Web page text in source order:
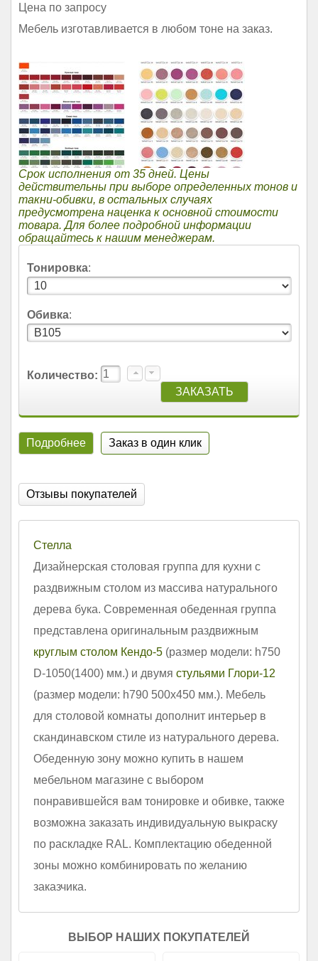
Цена по запросу
Мебель изготавливается в любом тоне на заказ.
Срок исполнения от 35 дней. Цены
действительны при выборе определенных тонов и
такни-обивки, в остальных случаях
предусмотрена наценка к основной стоимости
товара. Для более подробной информации
обращайтесь к нашим менеджерам.
Тонировка:
Обивка:
Количество:
Подробнее Заказ в один клик
Отзывы покупателей
Стелла
Дизайнерская столовая группа для кухни с
раздвижным столом из массива натурального
дерева бука. Современная обеденная группа
представлена оригинальным раздвижным
круглым столом Кендо-5 (размер модели: h750
D-1050(1400) мм.) и двумя стульями Глори-12
(размер модели: h790 500х450 мм.). Мебель
для столовой комнаты дополнит интерьер в
скандинавском стиле из натурального дерева.
Обеденную зону можно купить в нашем
мебельном магазине с выбором
понравившейся вам тонировке и обивке, также
возможна заказать индивидуальную выкраску
по раскладке RAL. Комплектацию обеденной
зоны можно комбинировать по желанию
заказчика.
ВЫБОР НАШИХ ПОКУПАТЕЛЕЙ